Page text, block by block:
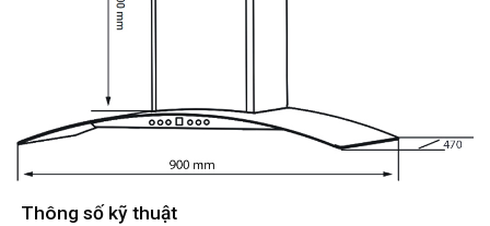
Thông số kỹ thuật